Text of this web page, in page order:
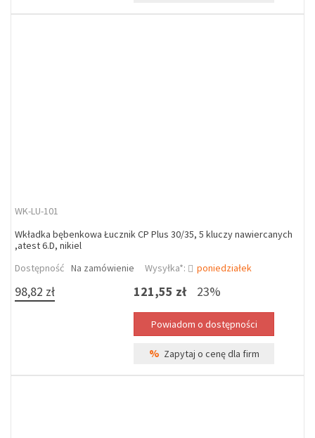
WK-LU-101
Wkładka bębenkowa Łucznik CP Plus 30/35, 5 kluczy nawiercanych
,atest 6.D, nikiel
Dostępność Na zamówienie Wysyłka*: poniedziałek
98,82 zł 121,55 zł 23%
% Zapytaj o cenę dla firm